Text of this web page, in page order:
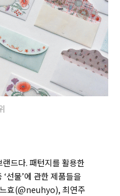
드다. 패턴지를 활용한
선물’에 관한 제품들을
효(@neuhyo), 최연주